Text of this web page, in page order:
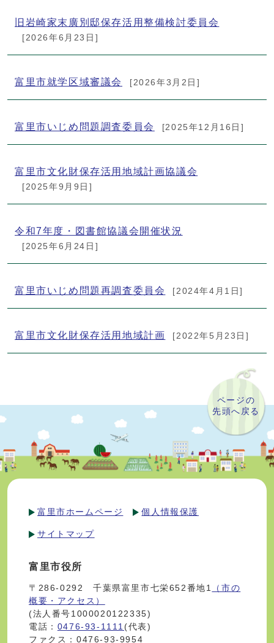
旧岩崎家末廣別邸保存活用整備検討委員会
[2026年6月23日]
富里市就学区域審議会 [2026年3月2日]
富里市いじめ問題調査委員会 [2025年12月16日]
富里市文化財保存活用地域計画協議会
[2025年9月9日]
令和7年度・図書館協議会開催状況
[2025年6月24日]
富里市いじめ問題再調査委員会 [2024年4月1日]
富里市文化財保存活用地域計画 [2022年5月23日]
ページの
先頭へ戻る
富里市ホームページ 個人情報保護
サイトマップ
富里市役所
〒286-0292 千葉県富里市七栄652番地1
（市の
概要・アクセス）
(法人番号1000020122335)
電話： 0476-93-1111 (代表)
ファクス：0476-93-9954